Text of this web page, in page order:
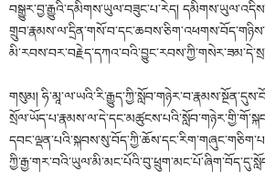
བསྒྱུར་བྱ་རྒྱུའི་དམིགས་ཡུལ་བཟུང་པ་རེད།
གསུམ།